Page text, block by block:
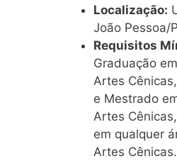
Localização:
João Pessoa/
Requisitos
Graduação
Artes
e Mestrado
Artes
em qualquer
Artes Cênicas.